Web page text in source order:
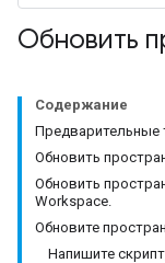
Обновить
Содержание
Предварительные
Обновить
Обновить
Workspace.
Обновите
Напишите